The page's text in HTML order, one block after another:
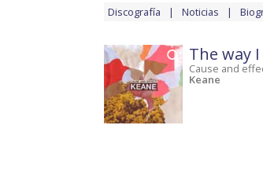
Discografía Noticias
The way
Cause and
Keane